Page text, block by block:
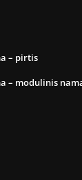
– pirtis
– modulinis